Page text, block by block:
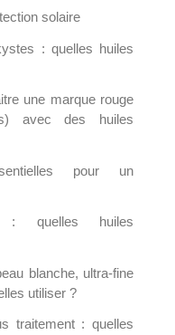
solaire
: quelles huiles
une marque rouge
avec des huiles
pour un
: quelles huiles
blanche, ultra-fine
utiliser ?
traitement : quelles